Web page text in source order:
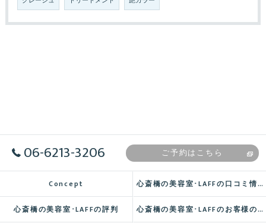
06-6213-3206 ご予約はこちら
Concept 心斎橋の美容室･LAFFの口コミ情報
心斎橋の美容室･LAFFの評判 心斎橋の美容室･LAFFのお客様の声